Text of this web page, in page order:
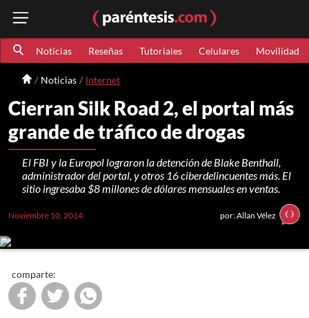
Noticias Reseñas Tutoriales Celulares Movilidad
Noticias Internet
Cierran Silk Road 2, el portal más
grande de tráfico de drogas
El FBI y la Europol lograron la detención de Blake Benthall,
administrador del portal, y otros 16 ciberdelincuentes más. El
sitio ingresaba $8 millones de dólares mensuales en ventas.
Noviembre 10, 2014 por: Allan Vélez
comparte: